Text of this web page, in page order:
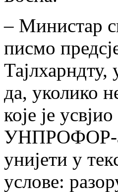
– Министар
писмо
Тајлхарндту,
да, уколико
које је
УНПРОФОР-а,
унијети у
услове: